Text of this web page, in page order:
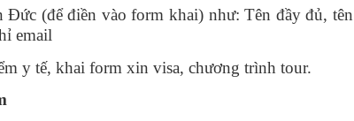
(để điền vào form khai) như: Tên đầy đủ, tên
email
y tế, khai form xin visa, chương trình tour.